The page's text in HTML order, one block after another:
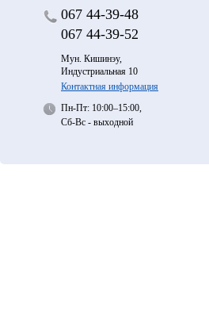
067 44-39-48
067 44-39-52
Мун. Кишинэу,
Индустриальная 10
Контактная информация
Пн-Пт: 10:00–15:00,
Сб-Вс - выходной